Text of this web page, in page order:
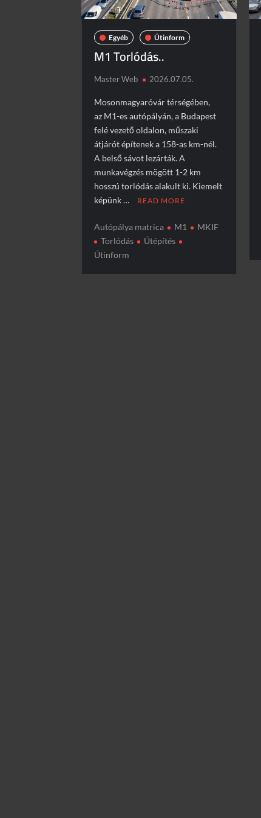
Egyéb Útinform
M1 Torlódás..
Master Web 2026.07.05.
Mosonmagyaróvár térségében,
az M1-es autópályán, a Budapest
felé vezető oldalon, műszaki
átjárót építenek a 158-as km-nél.
A belső sávot lezárták. A
munkavégzés mögött 1-2 km
hosszú torlódás alakult ki. Kiemelt
képünk …
READ MORE
Autópálya matrica M1
MKIF
Torlódás
Útépítés
Útinform